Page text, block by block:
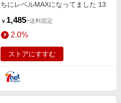
ちにレベルMAXになってました 13
￥ 1,485+送料固定
2.0%
ストアにすすむ